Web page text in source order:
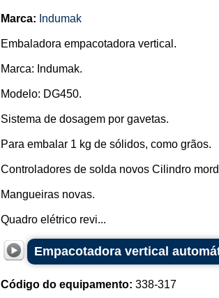
Marca: Indumak
Embaladora empacotadora vertical.
Marca: Indumak.
Modelo: DG450.
Sistema de dosagem por gavetas.
Para embalar 1 kg de sólidos, como grãos.
Controladores de solda novos Cilindro
Mangueiras novas.
Quadro elétrico revi...
Empacotadora vertical
Código do equipamento: 338-317